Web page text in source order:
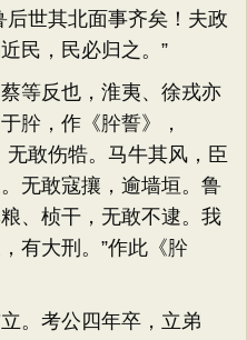
后世其北面事齐矣！夫政
民，民必归之。”
反也，淮夷、徐戎亦
肸，作《肸誓》，
无敢伤牿。马牛其风，臣
无敢寇攘，逾墙垣。鲁
、桢干，无敢不逮。我
有大刑。”作此《肸
考公四年卒，立弟